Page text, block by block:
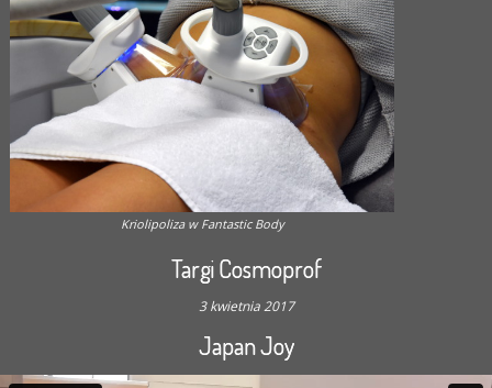
Kriolipoliza w Fantastic Body
Targi Cosmoprof
3 kwietnia 2017
Japan Joy